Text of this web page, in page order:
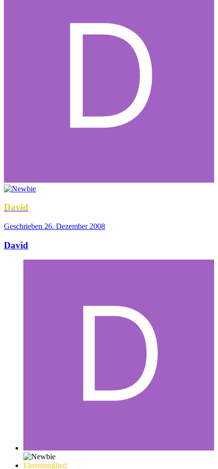
David
Geschrieben 26. Dezember 2008
David
Ehrenmitglied